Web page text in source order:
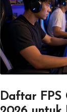
Daftar FPS